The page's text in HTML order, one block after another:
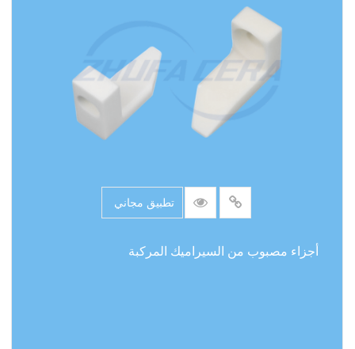
تطبيق مجاني
أجزاء مصبوب من السيراميك المركبة